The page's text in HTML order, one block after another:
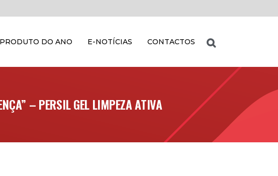
DO ANO E-NOTÍCIAS CONTACTOS
– PERSIL GEL LIMPEZA ATIVA